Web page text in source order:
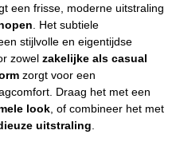
een frisse, moderne uitstraling
. Het subtiele
stijlvolle en eigentijdse
zowel zakelijke als casual
zorgt voor een
Draag het met een
look , of combineer het met
uitstraling